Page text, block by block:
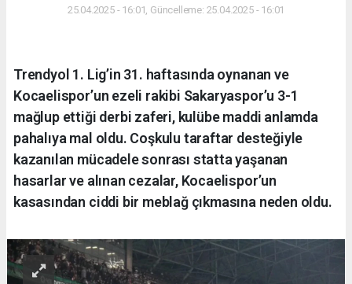
25.04.2025 - 16:01, Güncelleme: 25.04.2025 - 16:01
Trendyol 1. Lig’in 31. haftasında oynanan ve
Kocaelispor’un ezeli rakibi Sakaryaspor’u 3-1
mağlup ettiği derbi zaferi, kulübe maddi anlamda
pahalıya mal oldu. Coşkulu taraftar desteğiyle
kazanılan mücadele sonrası statta yaşanan
hasarlar ve alınan cezalar, Kocaelispor’un
kasasından ciddi bir meblağ çıkmasına neden oldu.